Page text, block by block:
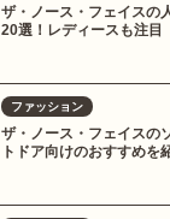
ザ・ノース・フェイスの
20選！レディースも注目
ファッション
ザ・ノース・フェイスの
トドア向けのおすすめを